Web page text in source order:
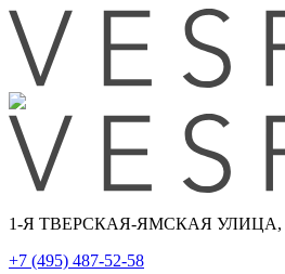
1-Я ТВЕРСКАЯ-ЯМСКАЯ УЛИЦА,
+7 (495) 487-52-58